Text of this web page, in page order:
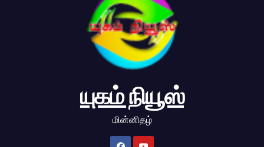
யுகம் நியூஸ்
மின்னிதழ்